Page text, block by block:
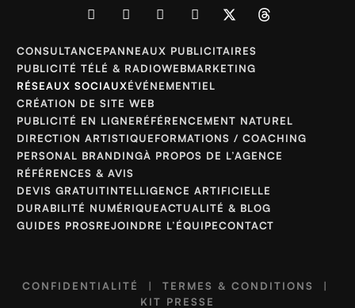
CONSULTANCEPANNEAUX PUBLICITAIRES
PUBLICITÉ TÉLÉ & RADIOWEBMARKETING
RÉSEAUX SOCIAUXÉVÉNEMENTIEL
CRÉATION DE SITE WEB
PUBLICITÉ EN LIGNERÉFÉRENCEMENT NATUREL
DIRECTION ARTISTIQUEFORMATIONS / COACHING
PERSONAL BRANDINGÀ PROPOS DE L’AGENCE
RÉFÉRENCES & AVIS
DEVIS GRATUITINTELLIGENCE ARTIFICIELLE
DURABILITÉ NUMÉRIQUEACTUALITÉ & BLOG
GUIDES PROSREJOINDRE L’ÉQUIPECONTACT
CONFIDENTIALITÉ | TERMES & CONDITIONS
|
KIT PRESSE